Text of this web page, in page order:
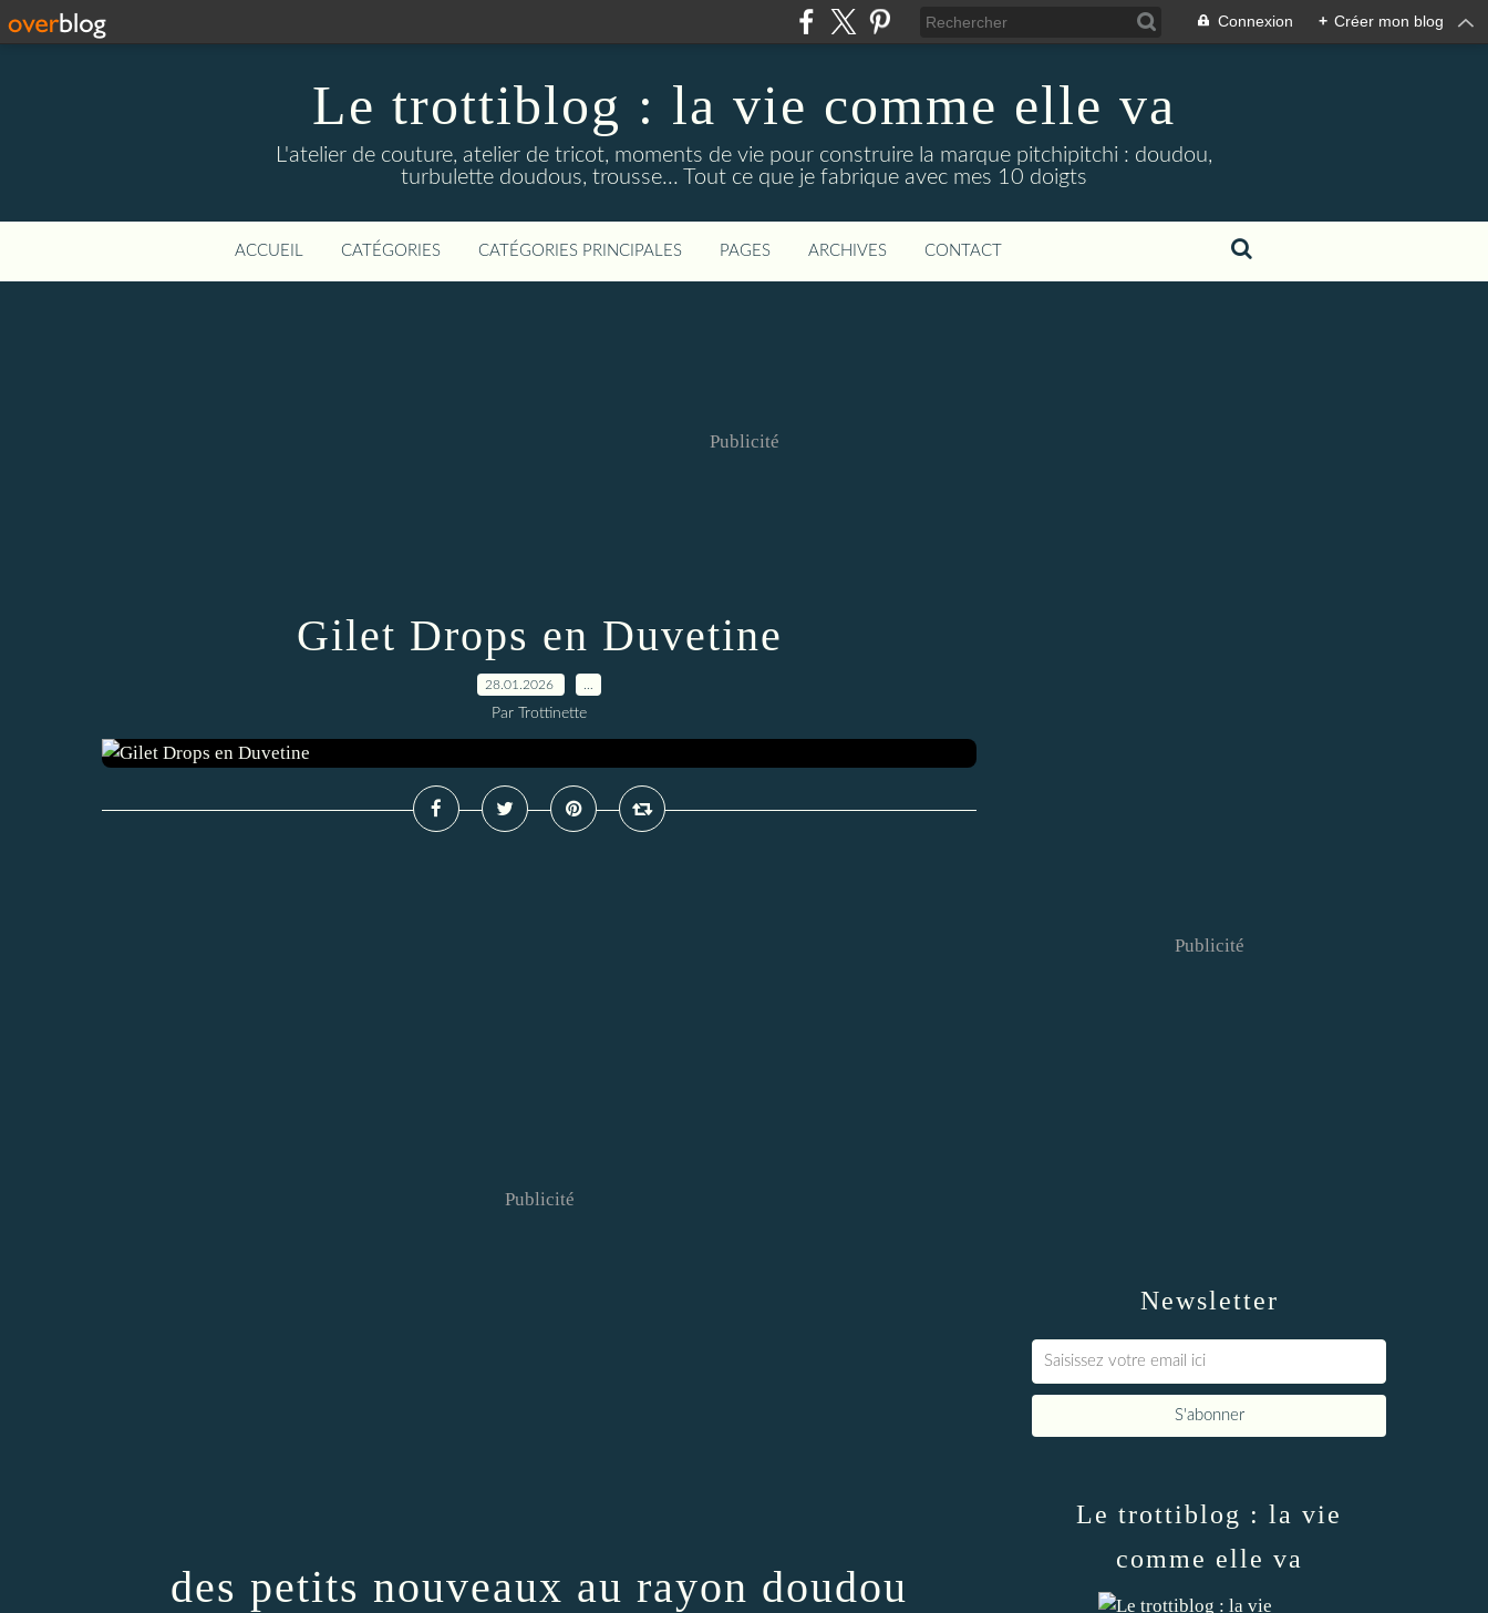
Connexion + Créer mon blog
Le trottiblog : la vie comme elle va
L'atelier de couture, atelier de tricot, moments de vie pour construire la marque pitchipitchi : doudou,
turbulette doudous, trousse... Tout ce que je fabrique avec mes 10 doigts
ACCUEIL CATÉGORIES CATÉGORIES PRINCIPALES PAGES ARCHIVES CONTACT
Publicité
Gilet Drops en Duvetine
28.01.2026
Par Trottinette
Publicité
des petits nouveaux au rayon doudou
Newsletter
Publicité
Le trottiblog : la vie
comme elle va